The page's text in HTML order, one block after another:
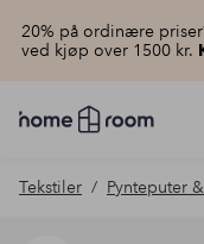
20% på ordinære
ved kjøp over 1500 kr.
Homeroom
–
hjemmet
Tekstiler Pynteputer